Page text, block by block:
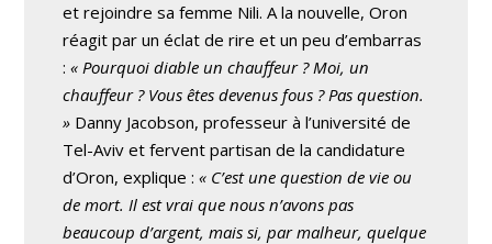
et rejoindre sa femme Nili. A la nouvelle, Oron
réagit par un éclat de rire et un peu d’embarras
:« Pourquoi diable un chauffeur ? Moi, un
chauffeur ? Vous êtes devenus fous ? Pas question.
» Danny Jacobson, professeur à l’université de
Tel-Aviv et fervent partisan de la candidature
d’Oron, explique :« C’est une question de vie ou
de mort. Il est vrai que nous n’avons pas
beaucoup d’argent, mais si, par malheur, quelque